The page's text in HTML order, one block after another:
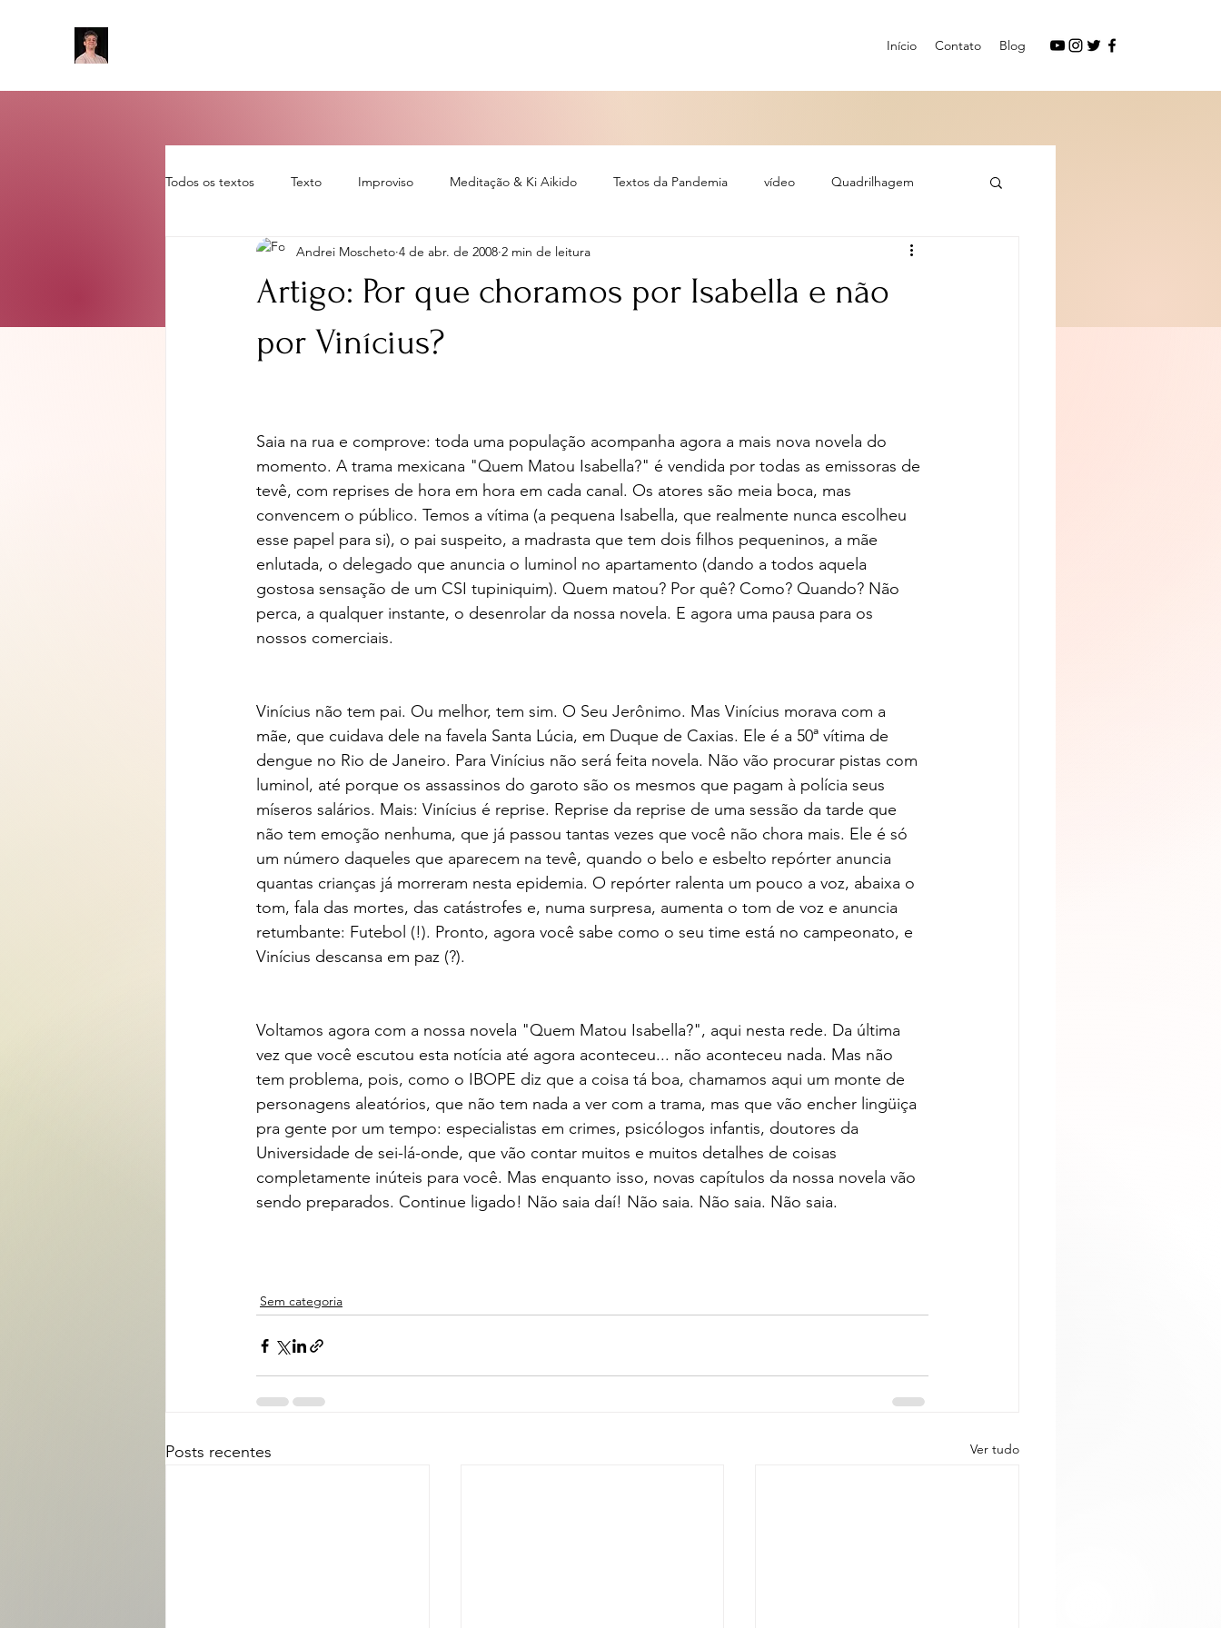
Início Contato Blog
Todos os textos Texto Improviso Meditação & Ki Aikido Textos da Pandemia vídeo Quadrilhagem
Sem categoria artigo roteiro
Artigo: Por que choramos por Isabella e não
por Vinícius?
Andrei Moscheto 4 de abr. de 2008 2 min de leitura
Saia na rua e comprove: toda uma população acompanha agora a mais nova novela do
momento. A trama mexicana "Quem Matou Isabella?" é vendida por todas as emissoras de
tevê, com reprises de hora em hora em cada canal. Os atores são meia boca, mas
convencem o público. Temos a vítima (a pequena Isabella, que realmente nunca escolheu
esse papel para si), o pai suspeito, a madrasta que tem dois filhos pequeninos, a mãe
enlutada, o delegado que anuncia o luminol no apartamento (dando a todos aquela
gostosa sensação de um CSI tupiniquim). Quem matou? Por quê? Como? Quando? Não
perca, a qualquer instante, o desenrolar da nossa novela. E agora uma pausa para os
nossos comerciais.
Vinícius não tem pai. Ou melhor, tem sim. O Seu Jerônimo. Mas Vinícius morava com a
mãe, que cuidava dele na favela Santa Lúcia, em Duque de Caxias. Ele é a 50ª vítima de
dengue no Rio de Janeiro. Para Vinícius não será feita novela. Não vão procurar pistas com
luminol, até porque os assassinos do garoto são os mesmos que pagam à polícia seus
míseros salários. Mais: Vinícius é reprise. Reprise da reprise de uma sessão da tarde que
não tem emoção nenhuma, que já passou tantas vezes que você não chora mais. Ele é só
um número daqueles que aparecem na tevê, quando o belo e esbelto repórter anuncia
quantas crianças já morreram nesta epidemia. O repórter ralenta um pouco a voz, abaixa o
tom, fala das mortes, das catástrofes e, numa surpresa, aumenta o tom de voz e anuncia
retumbante: Futebol (!). Pronto, agora você sabe como o seu time está no campeonato, e
Vinícius descansa em paz (?).
Voltamos agora com a nossa novela "Quem Matou Isabella?", aqui nesta rede. Da última
vez que você escutou esta notícia até agora aconteceu... não aconteceu nada. Mas não
tem problema, pois, como o IBOPE diz que a coisa tá boa, chamamos aqui um monte de
personagens aleatórios, que não tem nada a ver com a trama, mas que vão encher lingüiça
pra gente por um tempo: especialistas em crimes, psicólogos infantis, doutores da
Universidade de sei-lá-onde, que vão contar muitos e muitos detalhes de coisas
completamente inúteis para você. Mas enquanto isso, novas capítulos da nossa novela vão
sendo preparados. Continue ligado! Não saia daí! Não saia. Não saia. Não saia.
Sem categoria
Posts recentes Ver tudo